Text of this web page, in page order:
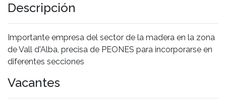
Descripción
Importante empresa del sector de la madera en la zona
de Vall d'Alba, precisa de PEONES para incorporarse en
diferentes secciones
Vacantes